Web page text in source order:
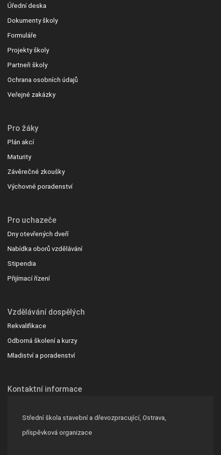
Úřední deska
Dokumenty školy
Formuláře
Projekty školy
Partneři školy
Ochrana osobních údajů
Veřejné zakázky
Pro žáky
Plán akcí
Maturity
Závěrečné zkoušky
Výchovné poradenství
Pro uchazeče
Dny otevřených dveří
Nabídka oborů vzdělávání
Stipendia
Přijímací řízení
Vzdělávání dospělých
Rekvalifikace
Odborná školení a kurzy
Mladiství a poradenství
Kontaktní informace
Střední škola stavební a dřevozpracující, Ostrava,
příspěvková organizace